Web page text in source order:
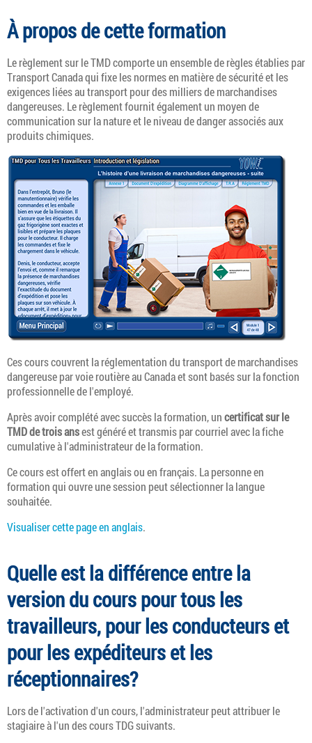
À propos de cette formation
Le règlement sur le TMD comporte un ensemble de règles établies par
Transport Canada qui fixe les normes en matière de sécurité et les
exigences liées au transport pour des milliers de marchandises
dangereuses. Le règlement fournit également un moyen de
communication sur la nature et le niveau de danger associés aux
produits chimiques.
Ces cours couvrent la réglementation du transport de marchandises
dangereuse par voie routière au Canada et sont basés sur la fonction
professionnelle de l'employé.
Après avoir complété avec succès la formation, uncertificat sur le
TMD de trois ansest généré et transmis par courriel avec la fiche
cumulative à l'administrateur de la formation.
Ce cours est offert en anglais ou en français. La personne en
formation qui ouvre une session peut sélectionner la langue
souhaitée.
Visualiser cette page en anglais.
Quelle est la différence entre la
version du cours pour tous les
travailleurs, pour les conducteurs et
pour les expéditeurs et les
réceptionnaires?
Lors de l'activation d'un cours, l'administrateur peut attribuer le
stagiaire à l'un des cours TDG suivants.